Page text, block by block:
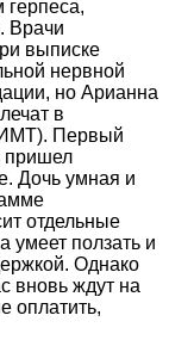
Врачи
выписке
нервной
но Арианна
в
Первый
пришел
Дочь умная и
отдельные
ползать и
Однако
вновь ждут на
оплатить,